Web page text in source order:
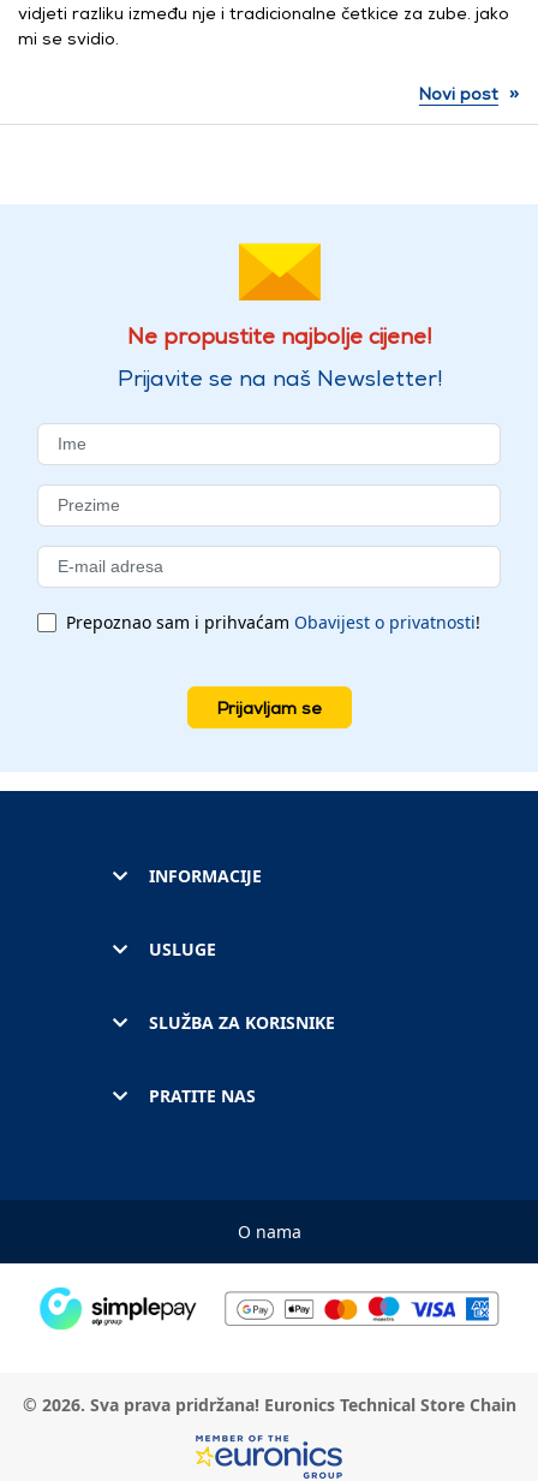
vidjeti razliku između nje i tradicionalne četkice za zube. jako
mi se svidio.
Novi post »
Ne propustite najbolje cijene!
Prijavite se na naš Newsletter!
Prepoznao sam i prihvaćam Obavijest o privatnosti!
Prijavljam se
INFORMACIJE
USLUGE
SLUŽBA ZA KORISNIKE
PRATITE NAS
O nama
© 2026. Sva prava pridržana! Euronics Technical Store Chain